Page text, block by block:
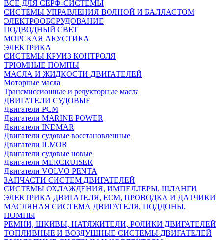
ВСЕ ДЛЯ СЕРФ-СИСТЕМЫ
СИСТЕМЫ УПРАВЛЕНИЯ ВОЛНОЙ И БАЛЛАСТОМ
ЭЛЕКТРООБОРУДОВАНИЕ
ПОДВОДНЫЙ СВЕТ
МОРСКАЯ АКУСТИКА
ЭЛЕКТРИКА
СИСТЕМЫ КРУИЗ КОНТРОЛЯ
ТРЮМНЫЕ ПОМПЫ
МАСЛА И ЖИДКОСТИ ДВИГАТЕЛЕЙ
Моторные масла
Трансмиссионные и редукторные масла
ДВИГАТЕЛИ СУДОВЫЕ
Двигатели PCM
Двигатели MARINE POWER
Двигатели INDMAR
Двигатели судовые восстановленные
Двигатели ILMOR
Двигатели судовые новые
Двигатели MERCRUISER
Двигатели VOLVO PENTA
ЗАПЧАСТИ СИСТЕМ ДВИГАТЕЛЕЙ
СИСТЕМЫ ОХЛАЖДЕНИЯ, ИМПЕЛЛЕРЫ, ШЛАНГИ
ЭЛЕКТРИКА ДВИГАТЕЛЯ, ECM, ПРОВОДКА И ДАТЧИКИ
МАСЛЯНАЯ СИСТЕМА ДВИГАТЕЛЯ, ПОДДОНЫ,
ПОМПЫ
РЕМНИ, ШКИВЫ, НАТЯЖИТЕЛИ, РОЛИКИ ДВИГАТЕЛЕЙ
ТОПЛИВНЫЕ И ВОЗДУШНЫЕ СИСТЕМЫ ДВИГАТЕЛЕЙ